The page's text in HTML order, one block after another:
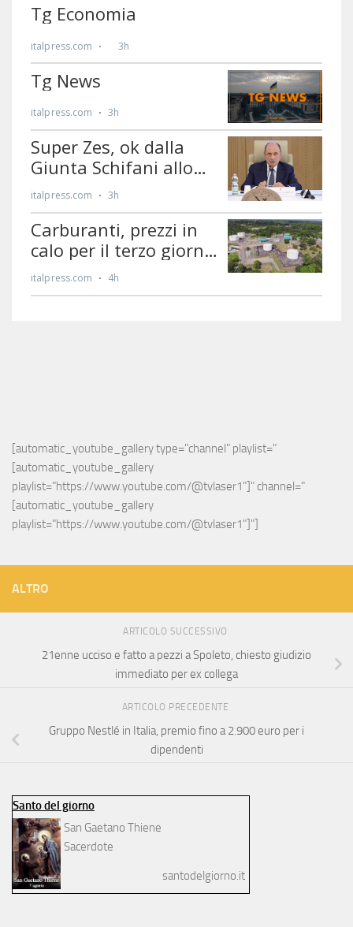
[automatic_youtube_gallery type="channel" playlist="
[automatic_youtube_gallery
playlist="https://www.youtube.com/@tvlaser1"]" channel="
[automatic_youtube_gallery
playlist="https://www.youtube.com/@tvlaser1"]"]
ALTRO
ARTICOLO SUCCESSIVO
21enne ucciso e fatto a pezzi a Spoleto, chiesto giudizio
immediato per ex collega
ARTICOLO PRECEDENTE
Gruppo Nestlé in Italia, premio fino a 2.900 euro per i
dipendenti
Santo del giorno
San Gaetano Thiene
Sacerdote
santodelgiorno.it